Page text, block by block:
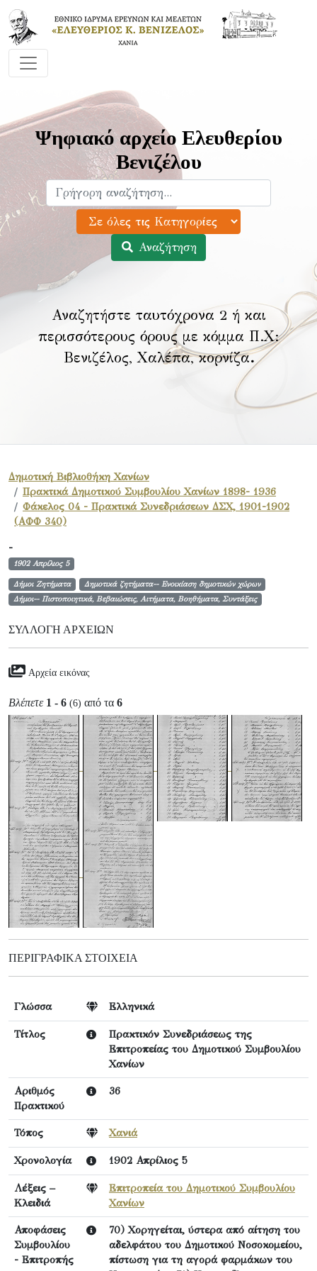
Ψηφιακό αρχείο Ελευθερίου
Βενιζέλου
Αναζήτηση
Αναζητήστε ταυτόχρονα 2 ή και
περισσότερους όρους με κόμμα Π.Χ:
Βενιζέλος, Χαλέπα, κορνίζα.
Δημοτική Βιβλιοθήκη Χανίων
Πρακτικά Δημοτικού Συμβουλίου Χανίων 1898- 1936
Φάκελος 04 - Πρακτικά Συνεδριάσεων ΔΣΧ, 1901-1902
(ΑΦΦ 340)
-
1902 Απρίλιος 5
Δήμοι Ζητήματα
Δημοτικά ζητήματα-- Ενοικίαση δημοτικών χώρων
Δήμοι-- Πιστοποιητικά, Βεβαιώσεις, Αιτήματα, Βοηθήματα, Συντάξεις
ΣΥΛΛΟΓΉ ΑΡΧΕΊΩΝ
Αρχεία εικόνας
Βλέπετε 1 - 6 (6) από τα 6
ΠΕΡΙΓΡΑΦΙΚΆ ΣΤΟΙΧΕΊΑ
Γλώσσα Ελληνικά
Τίτλος
Πρακτικόν Συνεδριάσεως της
Επιτροπείας του Δημοτικού Συμβουλίου
Χανίων
Αριθμός
Πρακτικού
36
Τόπος Χανιά
Χρονολογία 1902 Απρίλιος 5
Λέξεις –
Κλειδιά
Επιτροπεία του Δημοτικού Συμβουλίου
Χανίων
Αποφάσεις
Συμβουλίου
- Επιτροπής
70) Χορηγείται, ύστερα από αίτηση του
αδελφάτου του Δημοτικού Νοσοκομείου,
πίστωση για τη αγορά φαρμάκων του